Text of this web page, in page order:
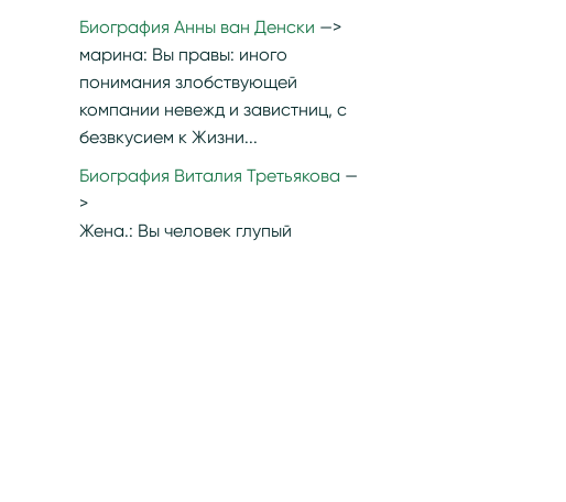
Биография Анны ван Денски
марина: Вы правы: иного
понимания злобствующей
компании невежд и завистниц, с
безвкусием к Жизни...
Биография Виталия Третьякова
Жена.: Вы человек глупый